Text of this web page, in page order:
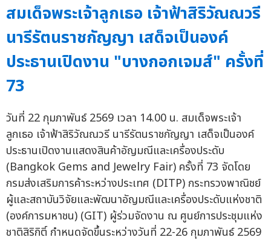
สมเด็จพระเจ้าลูกเธอ เจ้าฟ้าสิริวัณณวรี
นารีรัตนราชกัญญา เสด็จเป็นองค์
ประธานเปิดงาน "บางกอกเจมส์" ครั้งที่
73
วันที่ 22 กุมภาพันธ์ 2569 เวลา 14.00 น. สมเด็จพระเจ้า
ลูกเธอ เจ้าฟ้าสิริวัณณวรี นารีรัตนราชกัญญา เสด็จเป็นองค์
ประธานเปิดงานแสดงสินค้าอัญมณีและเครื่องประดับ
(Bangkok Gems and Jewelry Fair) ครั้งที่ 73 จัดโดย
กรมส่งเสริมการค้าระหว่างประเทศ (DITP) กระทรวงพาณิชย์
ผู้และสถาบันวิจัยและพัฒนาอัญมณีและเครื่องประดับแห่งชาติ
(องค์การมหาชน) (GIT) ผู้ร่วมจัดงาน ณ ศูนย์การประชุมแห่ง
ชาติสิริกิติ์ กำหนดจัดขึ้นระหว่างวันที่ 22-26 กุมภาพันธ์ 2569